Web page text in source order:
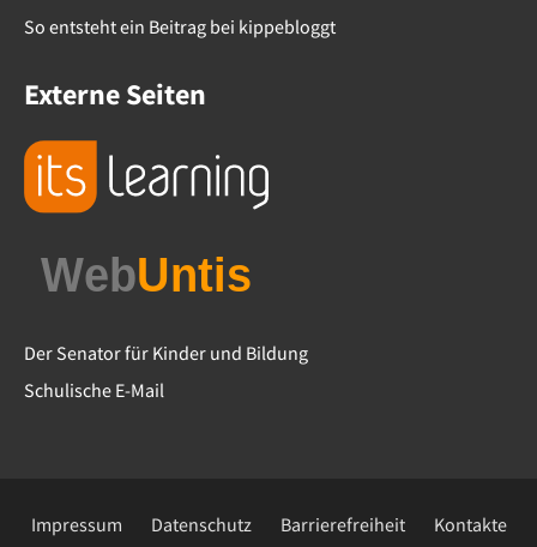
So entsteht ein Beitrag bei kippebloggt
Externe Seiten
Der Senator für Kinder und Bildung
Schulische E-Mail
Impressum Datenschutz Barrierefreiheit Kontakte